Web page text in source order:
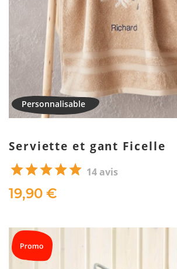
Serviette et gant Ficelle
14 avis
19,90 €